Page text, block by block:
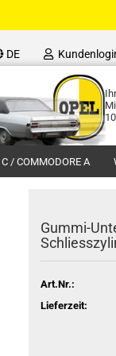
DE
C / COMMODORE A
Gummi-
Art.Nr.:
Lieferzeit: